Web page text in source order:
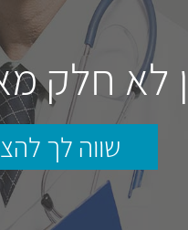
לא חלק
שווה לך